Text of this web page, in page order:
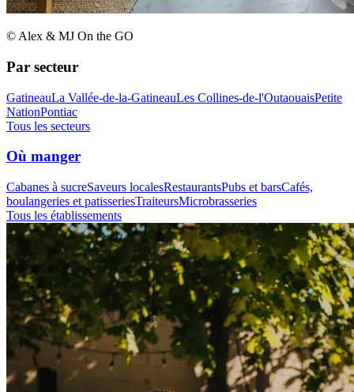
© Alex & MJ On the GO
Par secteur
GatineauLa Vallée-de-la-GatineauLes Collines-de-l'OutaouaisPetite
NationPontiac
Tous les secteurs
Où manger
Cabanes à sucreSaveurs localesRestaurantsPubs et barsCafés,
boulangeries et patisseriesTraiteursMicrobrasseries
Tous les établissements